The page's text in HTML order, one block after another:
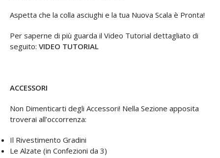
Aspetta che la colla asciughi e la tua Nuova Scala è Pronta!
Per saperne di più guarda il Video Tutorial dettagliato di
seguito: VIDEO TUTORIAL
ACCESSORI
Non Dimenticarti degli Accessori! Nella Sezione apposita
troverai all’occorrenza:
Il Rivestimento Gradini
Le Alzate (in Confezioni da 3)